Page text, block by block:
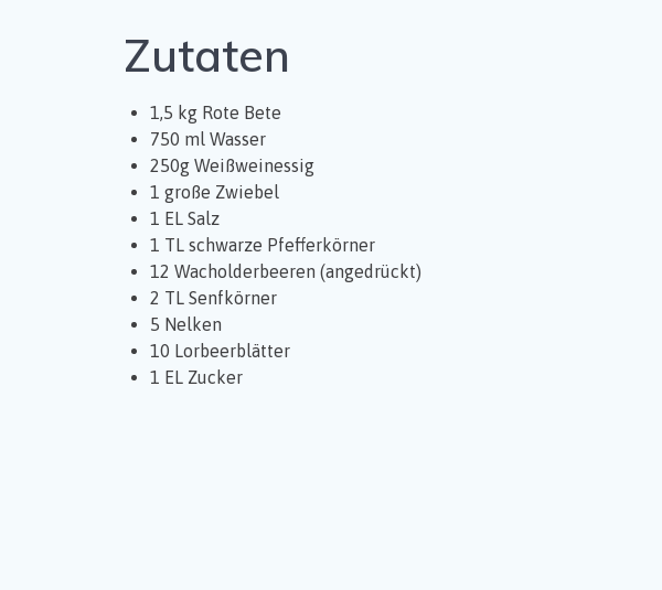
Zutaten
1,5 kg Rote Bete
750 ml Wasser
250g Weißweinessig
1 große Zwiebel
1 EL Salz
1 TL schwarze Pfefferkörner
12 Wacholderbeeren (angedrückt)
2 TL Senfkörner
5 Nelken
10 Lorbeerblätter
1 EL Zucker